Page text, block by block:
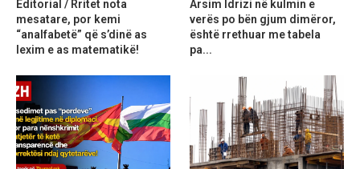
Editorial / Rritet nota
mesatare, por kemi
“analfabetë” që s’dinë as
lexim e as matematikë!
Arsim Idrizi në kulmin e
verës po bën gjum dimëror,
është rrethuar me tabela
pa...